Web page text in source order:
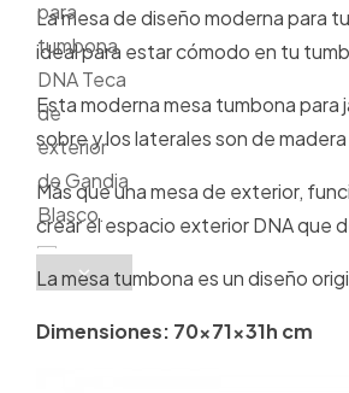
La mesa de diseño moderna para
ideal para estar cómodo en tu
Esta moderna mesa tumbona
sobre y los laterales son de
Más que una mesa de exterior,
crear el espacio exterior DNA que
La mesa tumbona es un diseño
Dimensiones: 70x71x31h cm